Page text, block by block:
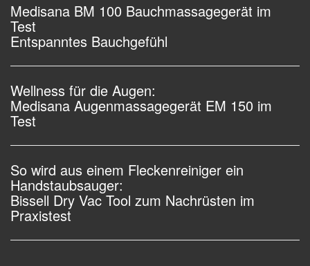
Medisana BM 100 Bauchmassagegerät im
Test
Entspanntes Bauchgefühl
Wellness für die Augen:
Medisana Augenmassagegerät EM 150 im
Test
So wird aus einem Fleckenreiniger ein
Handstaubsauger:
Bissell Dry Vac Tool zum Nachrüsten im
Praxistest